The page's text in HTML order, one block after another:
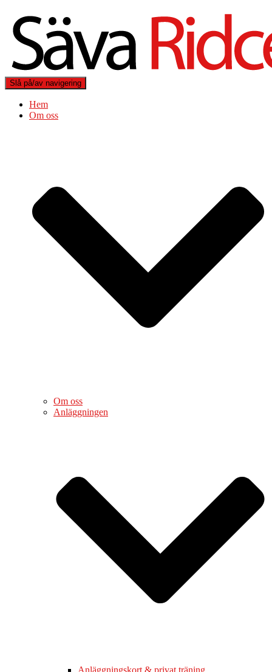
Slå på/av navigering
Hem
Om oss
Om oss
Anläggningen